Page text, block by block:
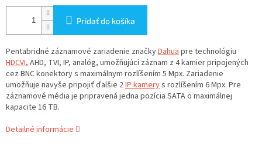
Pridať do košíka
Pentabridné záznamové zariadenie značkyDahuapre technológiu
HDCVI, AHD, TVI, IP, analóg, umožňujúci záznam z 4 kamier pripojených
cez BNC konektory s maximálnym rozlíšením 5 Mpx. Zariadenie
umožňuje navyše pripojiť ďalšie 2IP kamerys rozlíšením 6 Mpx. Pre
záznamové média je pripravená jedna pozícia SATA o maximálnej
kapacite 16 TB.
Detailné informácie